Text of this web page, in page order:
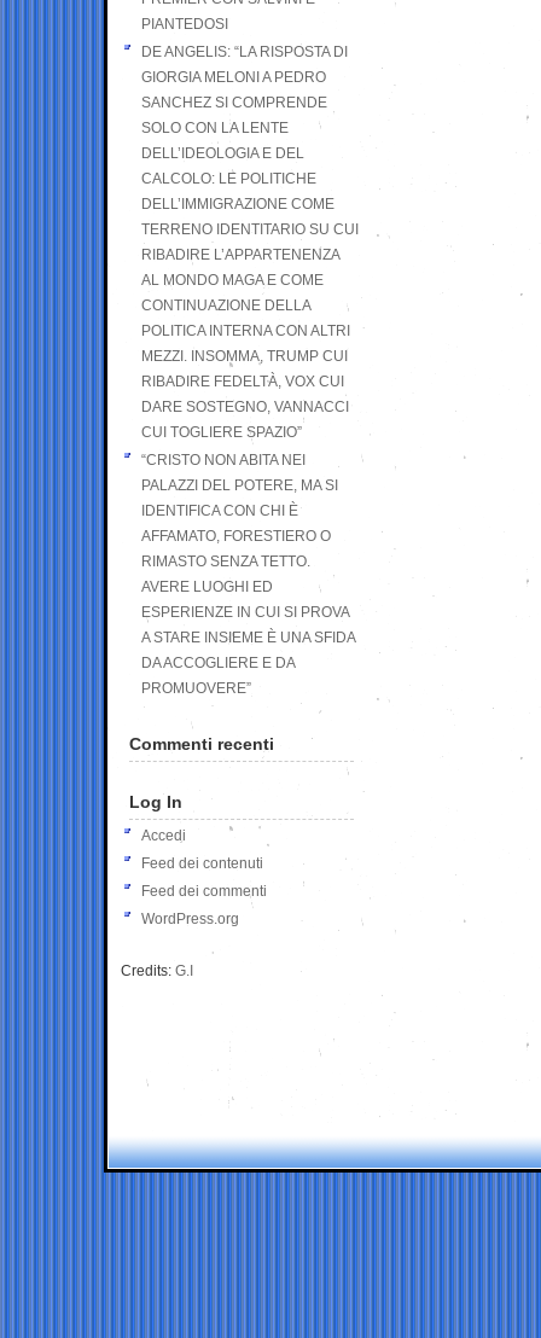
PIANTEDOSI
DE ANGELIS: “LA RISPOSTA DI
GIORGIA MELONI A PEDRO
SANCHEZ SI COMPRENDE
SOLO CON LA LENTE
DELL’IDEOLOGIA E DEL
CALCOLO: LE POLITICHE
DELL’IMMIGRAZIONE COME
TERRENO IDENTITARIO SU CUI
RIBADIRE L’APPARTENENZA
AL MONDO MAGA E COME
CONTINUAZIONE DELLA
POLITICA INTERNA CON ALTRI
MEZZI. INSOMMA, TRUMP CUI
RIBADIRE FEDELTÀ, VOX CUI
DARE SOSTEGNO, VANNACCI
CUI TOGLIERE SPAZIO”
“CRISTO NON ABITA NEI
PALAZZI DEL POTERE, MA SI
IDENTIFICA CON CHI È
AFFAMATO, FORESTIERO O
RIMASTO SENZA TETTO.
AVERE LUOGHI ED
ESPERIENZE IN CUI SI PROVA
A STARE INSIEME È UNA SFIDA
DA ACCOGLIERE E DA
PROMUOVERE”
Commenti recenti
Log In
Accedi
Feed dei contenuti
Feed dei commenti
WordPress.org
Credits: G.I